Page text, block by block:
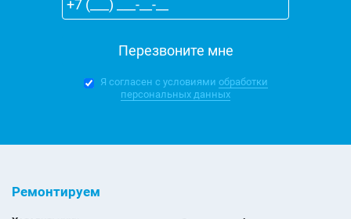
Я согласен с условиями обработки
персональных данных
Ремонтируем